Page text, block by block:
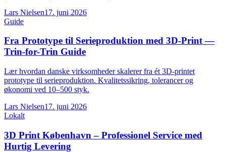
Lars Nielsen17. juni 2026
Guide
Fra Prototype til Serieproduktion med 3D-Print —
Trin-for-Trin Guide
Lær hvordan danske virksomheder skalerer fra ét 3D-printet
prototype til serieproduktion. Kvalitetssikring, tolerancer og
økonomi ved 10–500 styk.
Lars Nielsen17. juni 2026
Lokalt
3D Print København – Professionel Service med
Hurtig Levering